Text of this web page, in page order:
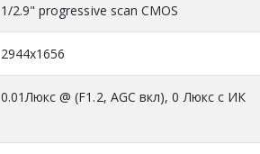
1/2.9" progressive scan CMOS
2944x1656
0.01Люкс @ (F1.2, AGC вкл), 0 Люкс с ИК